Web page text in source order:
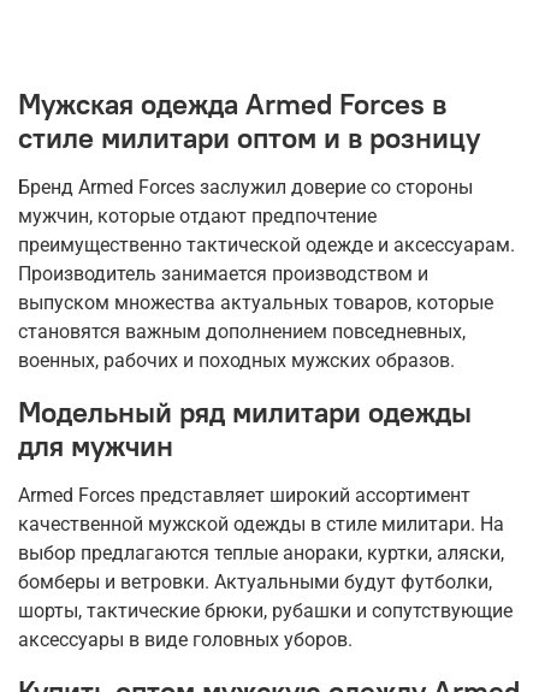
Мужская одежда Armed Forces в
стиле милитари оптом и в розницу
Бренд Armed Forces заслужил доверие со стороны
мужчин, которые отдают предпочтение
преимущественно тактической одежде и аксессуарам.
Производитель занимается производством и
выпуском множества актуальных товаров, которые
становятся важным дополнением повседневных,
военных, рабочих и походных мужских образов.
Модельный ряд милитари одежды
для мужчин
Armed Forces представляет широкий ассортимент
качественной мужской одежды в стиле милитари. На
выбор предлагаются теплые анораки, куртки, аляски,
бомберы и ветровки. Актуальными будут футболки,
шорты, тактические брюки, рубашки и сопутствующие
аксессуары в виде головных уборов.